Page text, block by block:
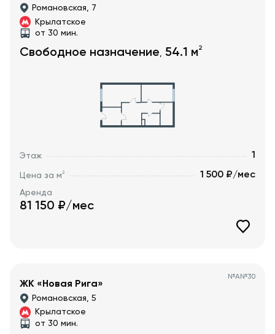
Романовская, 7
Крылатское
от 30 мин.
Свободное назначение, 54.1 м2
Этаж 1
Цена за м2 1 500 ₽/мес
Аренда
81 150 ₽/мес
№А№30
ЖК «Новая Рига»
Романовская, 5
Крылатское
от 30 мин.